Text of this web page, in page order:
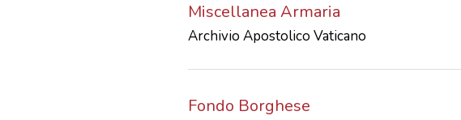
Miscellanea Armaria
Archivio Apostolico Vaticano
Fondo Borghese